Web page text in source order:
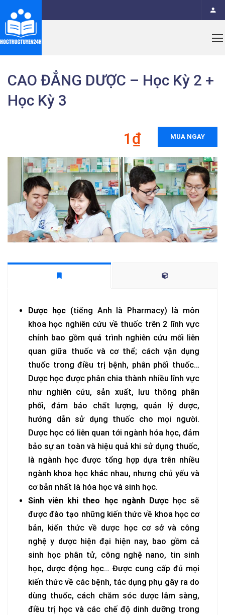
CAO ĐẲNG DƯỢC – Học Kỳ 2 +
Học Kỳ 3
1₫ MUA NGAY
Dược học(tiếng Anh là Pharmacy) là môn
khoa học nghiên cứu về thuốc trên 2 lĩnh vực
chính bao gồm quá trình nghiên cứu mối liên
quan giữa thuốc và cơ thể; cách vận dụng
thuốc trong điều trị bệnh, phân phối thuốc…
Dược học được phân chia thành nhiều lĩnh vực
như nghiên cứu, sản xuất, lưu thông phân
phối, đảm bảo chất lượng, quản lý dược,
hướng dẫn sử dụng thuốc cho mọi người.
Dược học có liên quan tới ngành hóa học, đảm
bảo sự an toàn và hiệu quả khi sử dụng thuốc,
là ngành học được tổng hợp dựa trên nhiều
ngành khoa học khác nhau, nhưng chủ yếu và
cơ bản nhất là hóa học và sinh học.
Sinh viên khi theo học ngành Dượchọc sẽ
được đào tạo những kiến thức về khoa học cơ
bản, kiến thức về dược học cơ sở và công
nghệ y dược hiện đại hiện nay, bao gồm cả
sinh học phân tử, công nghệ nano, tin sinh
học, dược động học… Được cung cấp đủ mọi
kiến thức về các bệnh, tác dụng phụ gây ra do
dùng thuốc, cách chăm sóc dược lâm sàng,
điều trị học và các chế độ dinh dưỡng trong